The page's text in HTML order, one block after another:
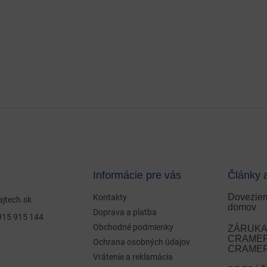
915 144
Informácie pre vás
Kontakty
Doprava a platba
Obchodné podmienky
Ochrana osobných údajov
Vrátenie a reklamácia
Články
domov